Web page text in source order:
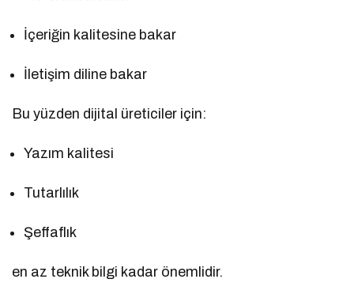
İçeriğin kalitesine bakar
İletişim diline bakar
Bu yüzden dijital üreticiler için:
Yazım kalitesi
Tutarlılık
Şeffaflık
en az teknik bilgi kadar önemlidir.